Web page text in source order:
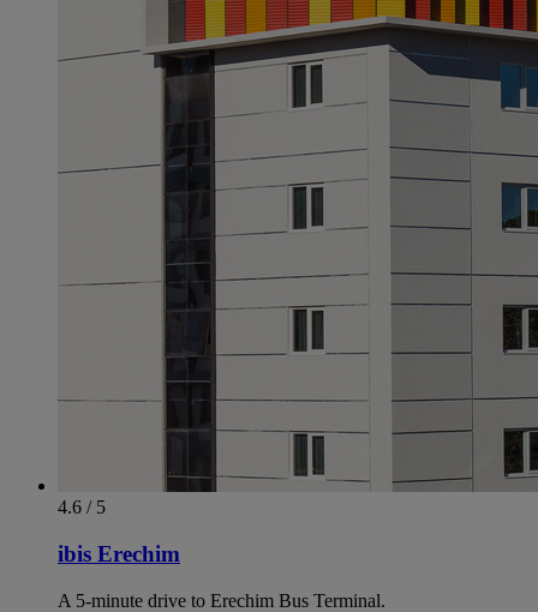
4.6 / 5
ibis Erechim
A 5-minute drive to Erechim Bus Terminal.